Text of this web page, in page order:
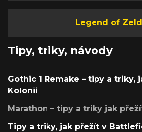
Legend of
Tipy, triky, návody
Gothic 1 Remake – tipy a triky,
Kolonii
Marathon – tipy a triky jak
Tipy a triky, jak přežít v